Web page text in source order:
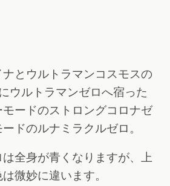
とウルトラマンコスモスの
ウルトラマンゼロへ宿った
ードのストロングコロナゼ
ドのルナミラクルゼロ。
全身が青くなりますが、上
微妙に違います。